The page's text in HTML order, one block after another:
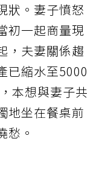
狀。妻子憤怒
初一起商量現
，夫妻關係趨
已縮水至5000
本想與妻子共
地坐在餐桌前
愁。